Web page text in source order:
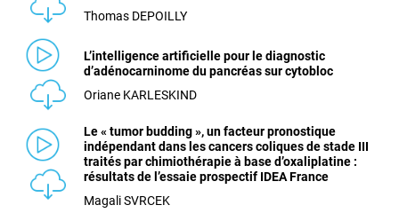
Thomas DEPOILLY
L’intelligence artificielle pour le diagnostic
d’adénocarninome du pancréas sur cytobloc
Oriane KARLESKIND
Le « tumor budding », un facteur pronostique
indépendant dans les cancers coliques de stade III
traités par chimiothérapie à base d’oxaliplatine :
résultats de l’essaie prospectif IDEA France
Magali SVRCEK